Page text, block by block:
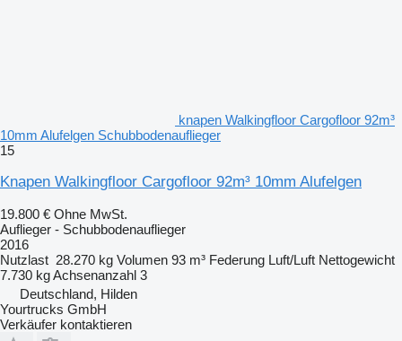
knapen Walkingfloor Cargofloor 92m³
10mm Alufelgen Schubbodenauflieger
15
Knapen Walkingfloor Cargofloor 92m³ 10mm Alufelgen
19.800 € Ohne MwSt.
Auflieger - Schubbodenauflieger
2016
Nutzlast 28.270 kg Volumen 93 m³ Federung Luft/Luft Nettogewicht
7.730 kgAchsenanzahl 3
Deutschland, Hilden
Yourtrucks GmbH
Verkäufer kontaktieren